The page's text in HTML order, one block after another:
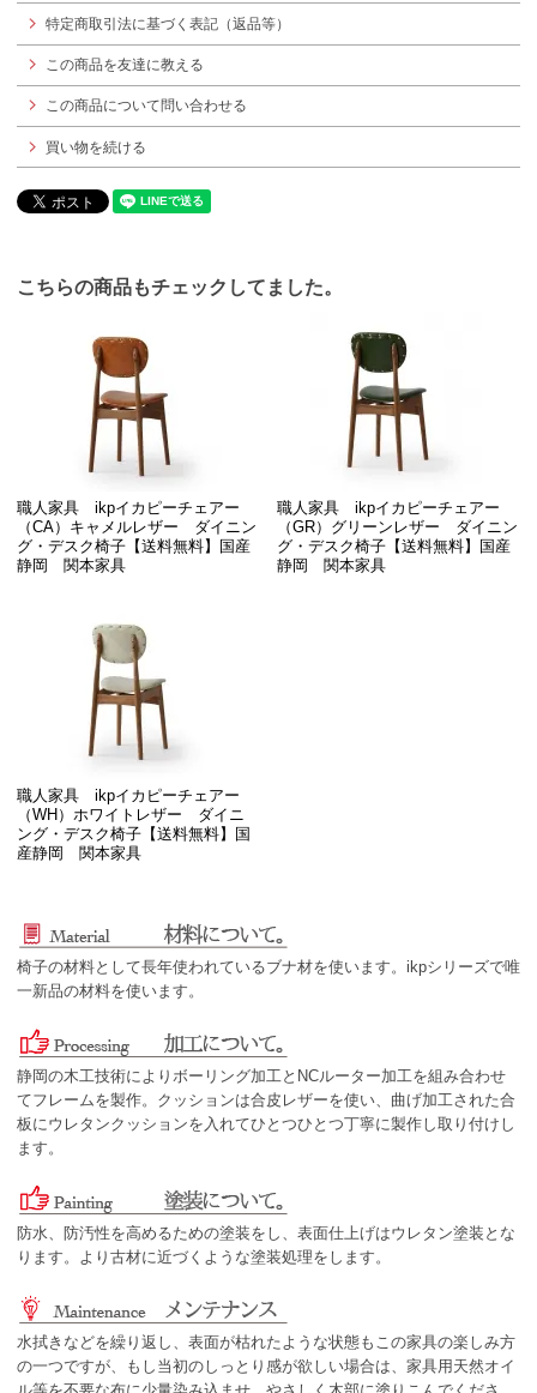
特定商取引法に基づく表記（返品等）
この商品を友達に教える
この商品について問い合わせる
買い物を続ける
こちらの商品もチェックしてました。
職人家具 ikpイカピーチェアー
（CA）キャメルレザー ダイニン
グ・デスク椅子【送料無料】国産
静岡 関本家具
職人家具 ikpイカピーチェアー
（GR）グリーンレザー ダイニン
グ・デスク椅子【送料無料】国産
静岡 関本家具
職人家具 ikpイカピーチェアー
（WH）ホワイトレザー ダイニ
ング・デスク椅子【送料無料】国
産静岡 関本家具
椅子の材料として長年使われているブナ材を使います。ikpシリーズで唯
一新品の材料を使います。
静岡の木工技術によりボーリング加工とNCルーター加工を組み合わせ
てフレームを製作。クッションは合皮レザーを使い、曲げ加工された合
板にウレタンクッションを入れてひとつひとつ丁寧に製作し取り付けし
ます。
防水、防汚性を高めるための塗装をし、表面仕上げはウレタン塗装とな
ります。より古材に近づくような塗装処理をします。
水拭きなどを繰り返し、表面が枯れたような状態もこの家具の楽しみ方
の一つですが、もし当初のしっとり感が欲しい場合は、家具用天然オイ